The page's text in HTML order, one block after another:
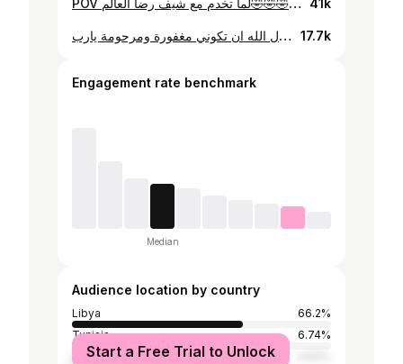
POV لما تخدم مع شيف رضا العالم🤣🤣🤣🤣 @alemelbklawa @1ecj_ 📽️ #ليبيا #طرابلس #ehazzzz #libya 41k
الله يرحمها ويغفرلها يارب ويجعلها من اهل الجنة يارب ليه ولكم… تاني رمضان من غيرك نسأل الله ان تكوني مغفورة ومرحومة يارب 🤲🏻 17.7k
Engagement rate benchmark
Median
Audience location by country
Libya
66.2%
Tunisia
6.74%
United States
Start a Free Trial to Unlock